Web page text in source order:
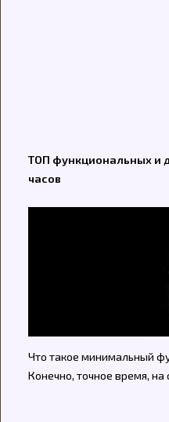
ТОП функциональных и
часов
Что такое минимальный
Конечно, точное время, на